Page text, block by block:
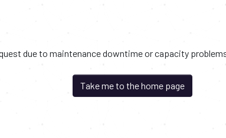
due to maintenance downtime or capacity
Take me to the home page